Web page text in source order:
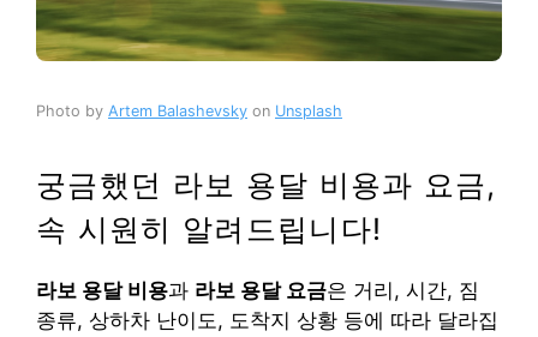
Photo by Artem Balashevsky on Unsplash
궁금했던 라보 용달 비용과 요금,
속 시원히 알려드립니다!
라보 용달 비용과 라보 용달 요금은 거리, 시간, 짐
종류, 상하차 난이도, 도착지 상황 등에 따라 달라집